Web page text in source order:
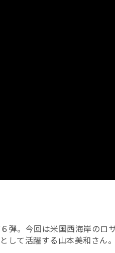
。今回は米国西海岸のロ
して活躍する山本美和さん。